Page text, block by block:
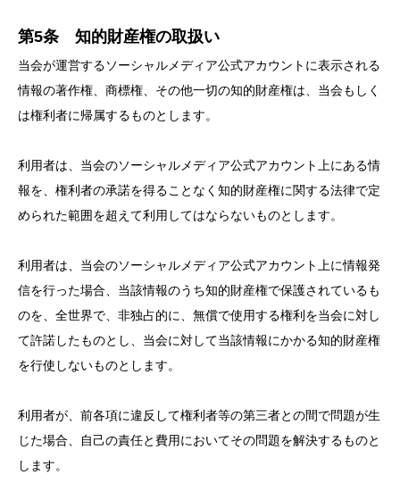
第5条 知的財産権の取扱い
当会が運営するソーシャルメディア公式アカウントに表示される
情報の著作権、商標権、その他一切の知的財産権は、当会もしく
は権利者に帰属するものとします。
利用者は、当会のソーシャルメディア公式アカウント上にある情
報を、権利者の承諾を得ることなく知的財産権に関する法律で定
められた範囲を超えて利用してはならないものとします。
利用者は、当会のソーシャルメディア公式アカウント上に情報発
信を行った場合、当該情報のうち知的財産権で保護されているも
のを、全世界で、非独占的に、無償で使用する権利を当会に対し
て許諾したものとし、当会に対して当該情報にかかる知的財産権
を行使しないものとします。
利用者が、前各項に違反して権利者等の第三者との間で問題が生
じた場合、自己の責任と費用においてその問題を解決するものと
します。